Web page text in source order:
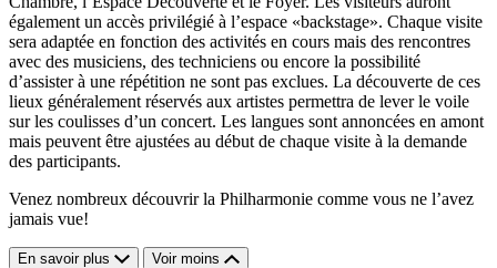
également un accès privilégié à l’espace «backstage». Chaque visite
sera adaptée en fonction des activités en cours mais des rencontres
avec des musiciens, des techniciens ou encore la possibilité
d’assister à une répétition ne sont pas exclues. La découverte de ces
lieux généralement réservés aux artistes permettra de lever le voile
sur les coulisses d’un concert. Les langues sont annoncées en amont
mais peuvent être ajustées au début de chaque visite à la demande
des participants.
Venez nombreux découvrir la Philharmonie comme vous ne l’avez
jamais vue!
En savoir plus Voir moins